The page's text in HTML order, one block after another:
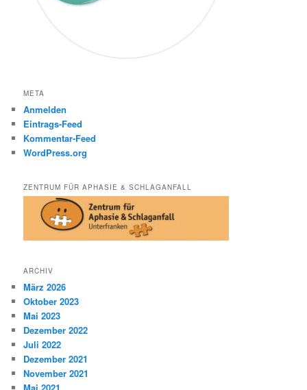
META
Anmelden
Eintrags-Feed
Kommentar-Feed
WordPress.org
ZENTRUM FÜR APHASIE & SCHLAGANFALL
ARCHIV
März 2026
Oktober 2023
Mai 2023
Dezember 2022
Juli 2022
Dezember 2021
November 2021